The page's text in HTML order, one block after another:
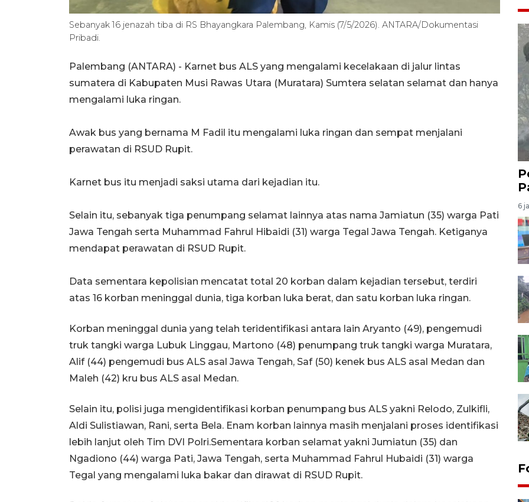
Sebanyak 16 jenazah tiba di RS Bhayangkara Palembang, Kamis (7/5/2026). ANTARA/Dokumentasi
Pribadi.
Palembang (ANTARA) - Karnet bus ALS yang mengalami kecelakaan di jalur lintas
sumatera di Kabupaten Musi Rawas Utara (Muratara) Sumtera selatan selamat dan hanya
mengalami luka ringan.
Awak bus yang bernama M Fadil itu mengalami luka ringan dan sempat menjalani
perawatan di RSUD Rupit.
Karnet bus itu menjadi saksi utama dari kejadian itu.
Selain itu, sebanyak tiga penumpang selamat lainnya atas nama Jamiatun (35) warga Pati
Jawa Tengah serta Muhammad Fahrul Hibaidi (31) warga Tegal Jawa Tengah. Ketiganya
mendapat perawatan di RSUD Rupit.
Data sementara kepolisian mencatat total 20 korban dalam kejadian tersebut, terdiri
atas 16 korban meninggal dunia, tiga korban luka berat, dan satu korban luka ringan.
Korban meninggal dunia yang telah teridentifikasi antara lain Aryanto (49), pengemudi
truk tangki warga Lubuk Linggau, Martono (48) penumpang truk tangki warga Muratara,
Alif (44) pengemudi bus ALS asal Jawa Tengah, Saf (50) kenek bus ALS asal Medan dan
Maleh (42) kru bus ALS asal Medan.
Selain itu, polisi juga mengidentifikasi korban penumpang bus ALS yakni Relodo, Zulkifli,
Aldi Sulistiawan, Rani, serta Bela. Enam korban lainnya masih menjalani proses identifikasi
lebih lanjut oleh Tim DVI Polri.Sementara korban selamat yakni Jumiatun (35) dan
Ngadiono (44) warga Pati, Jawa Tengah, serta Muhammad Fahrul Hubaidi (31) warga
Tegal yang mengalami luka bakar dan dirawat di RSUD Rupit.
6